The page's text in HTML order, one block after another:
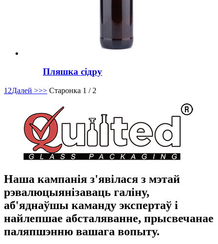
Пляшка сідру
1 2Далей >>> Старонка 1 / 2
Наша кампанія з'явілася з мэтай
рэвалюцыянізаваць галіну,
аб'яднаўшы каманду экспертаў і
найлепшае абсталяванне, прысвечанае
паляпшэнню вашага вопыту.